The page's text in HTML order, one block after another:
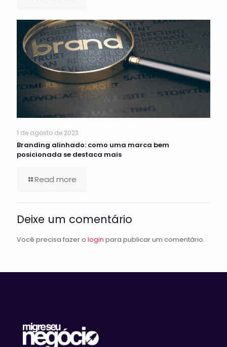
1 de agosto de 2023
Branding alinhado: como uma marca bem
posicionada se destaca mais
Read more
Deixe um comentário
Você precisa fazer o login para publicar um comentário.